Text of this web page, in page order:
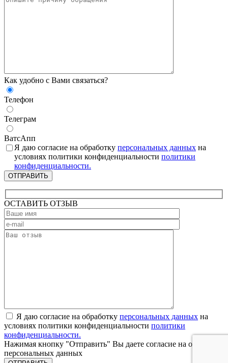
Как удобно с Вами связаться?
Телефон
Телеграм
ВатсАпп
Я даю согласие на обработку персональных данных на
условиях политики конфиденциальности политики
конфиденциальности.
ОТПРАВИТЬ
ОСТАВИТЬ ОТЗЫВ
Я даю согласие на обработку персональных данных на
условиях политики конфиденциальности политики
конфиденциальности.
Нажимая кнопку "Отправить" Вы даете согласие на обработку
персональных данных